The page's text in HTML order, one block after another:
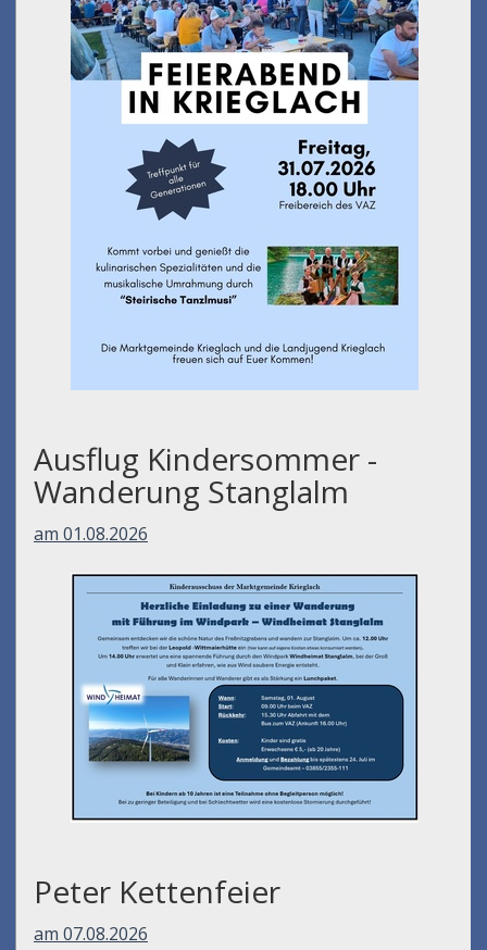
Ausflug Kindersommer -
Wanderung Stanglalm
am 01.08.2026
Peter Kettenfeier
am 07.08.2026